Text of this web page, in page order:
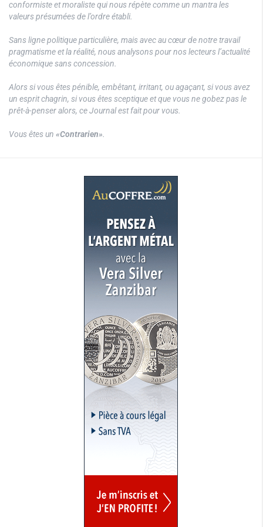
conformiste et moraliste qui nous répète comme un mantra les
valeurs présumées de l’ordre établi.
Sans ligne politique particulière, mais avec au cœur de notre travail
pragmatisme et la réalité, nous analysons pour nos lecteurs l’actualité
économique sans concession.
Alors si vous êtes pénible, embêtant, irritant, ou agaçant, si vous avez
un esprit chagrin, si vous êtes sceptique et que vous ne gobez pas le
prêt-à-penser alors, ce Journal est fait pour vous.
Vous êtes un «Contrarien».